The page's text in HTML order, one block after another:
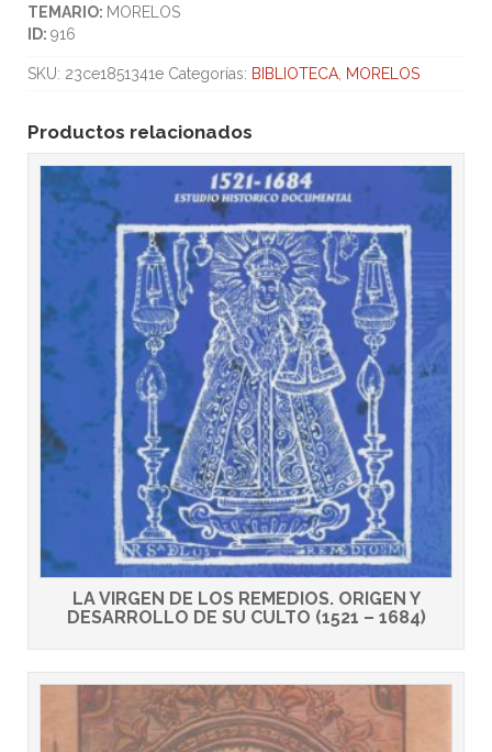
TEMARIO: MORELOS
ID: 916
SKU: 23ce1851341e Categorías: BIBLIOTECA MORELOS
Productos relacionados
LA VIRGEN DE LOS REMEDIOS. ORIGEN Y
DESARROLLO DE SU CULTO (1521 – 1684)